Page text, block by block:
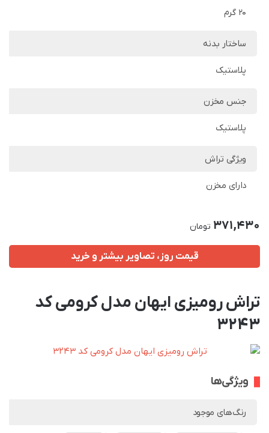
20 گرم
ساختار بدنه
پلاستیک
جنس مخزن
پلاستیک
ویژگی تراش
دارای مخزن
371,430 تومان
قیمت روز، تصاویر بیشتر و خرید
تراش رومیزی ایهان مدل کرومی کد
3243
ویژگی‌ها
رنگ‌های موجود